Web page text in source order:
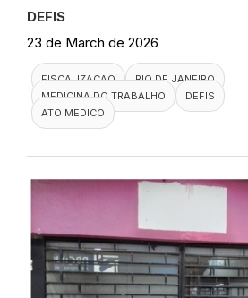
DEFIS
23 de March de 2026
FISCALIZACAO
RIO DE JANEIRO
MEDICINA DO TRABALHO
DEFIS
ATO MEDICO